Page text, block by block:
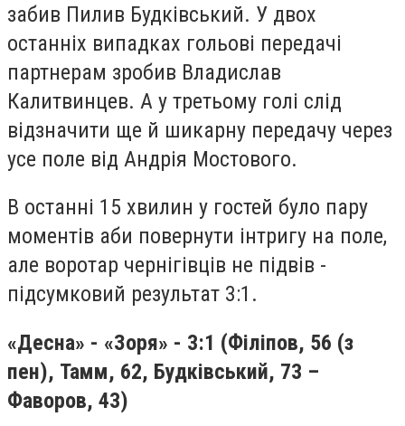
забив Пилив Будківський. У двох
останніх випадках гольові передачі
партнерам зробив Владислав
Калитвинцев. А у третьому голі слід
відзначити ще й шикарну передачу через
усе поле від Андрія Мостового.
В останні 15 хвилин у гостей було пару
моментів аби повернути інтригу на поле,
але воротар чернігівців не підвів -
підсумковий результат 3:1.
«Десна» - «Зоря» - 3:1 (Філіпов, 56 (з
пен), Тамм, 62, Будківський, 73 –
Фаворов, 43)